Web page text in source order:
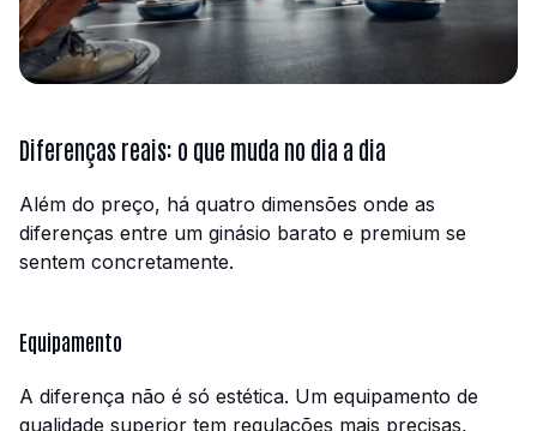
Diferenças reais: o que muda no dia a dia
Além do preço, há quatro dimensões onde as
diferenças entre um ginásio barato e premium se
sentem concretamente.
Equipamento
A diferença não é só estética. Um equipamento de
qualidade superior tem regulações mais precisas,